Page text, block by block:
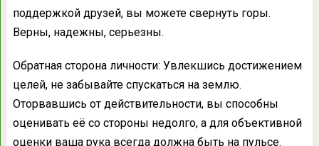
поддержкой друзей, вы можете свернуть горы.
Верны, надежны, серьезны.
Обратная сторона личности: Увлекшись достижением
целей, не забывайте спускаться на землю.
Оторвавшись от действительности, вы способны
оценивать её со стороны недолго, а для объективной
оценки ваша рука всегда должна быть на пульсе.